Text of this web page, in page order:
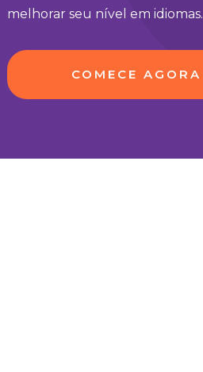
melhorar seu nível em idiomas.
COMECE AGORA